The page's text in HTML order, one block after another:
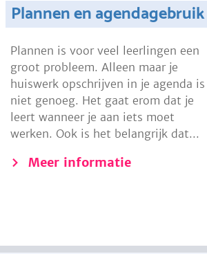
Plannen en agendagebruik
Plannen is voor veel leerlingen een
groot probleem. Alleen maar je
huiswerk opschrijven in je agenda is
niet genoeg. Het gaat erom dat je
leert wanneer je aan iets moet
werken. Ook is het belangrijk dat...
Meer informatie